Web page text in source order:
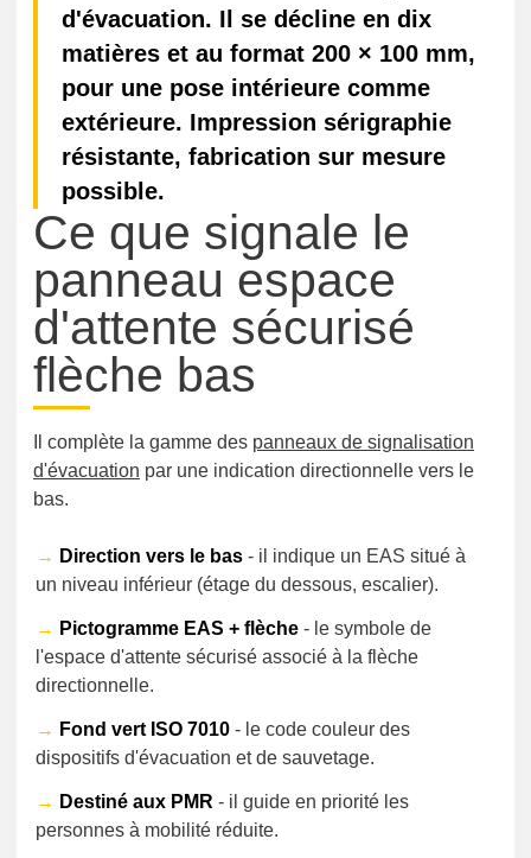
d'évacuation. Il se décline en dix
matières et au format 200 × 100 mm,
pour une pose intérieure comme
extérieure. Impression sérigraphie
résistante, fabrication sur mesure
possible.
Ce que signale le
panneau espace
d'attente sécurisé
flèche bas
Il complète la gamme des panneaux de signalisation
d'évacuation par une indication directionnelle vers le
bas.
→ Direction vers le bas - il indique un EAS situé à
un niveau inférieur (étage du dessous, escalier).
→ Pictogramme EAS + flèche - le symbole de
l'espace d'attente sécurisé associé à la flèche
directionnelle.
→ Fond vert ISO 7010 - le code couleur des
dispositifs d'évacuation et de sauvetage.
→ Destiné aux PMR - il guide en priorité les
personnes à mobilité réduite.